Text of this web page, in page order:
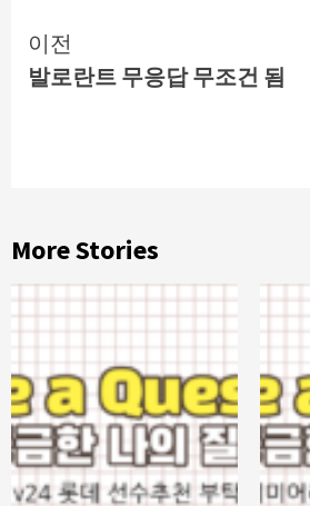
Continue
Reading
이전
발로란트 무응답 무조건 됨
More Stories